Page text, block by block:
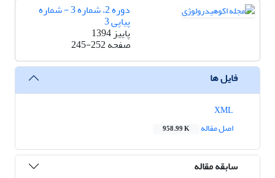
دوره 2، شماره 3 - شماره
پیاپی 3
پاییز 1394
صفحه245-252
فایل ها
اصل مقاله
958.99 K
سابقه مقاله